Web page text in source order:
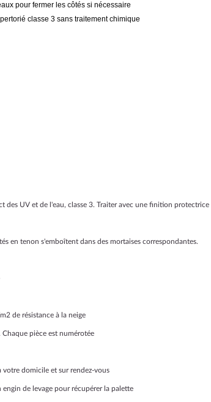
pour fermer les côtés si nécessaire
classe 3 sans traitement chimique
des UV et de l'eau, classe 3. Traiter avec une finition
en tenon s'emboîtent dans des mortaises correspondantes.
de résistance à la neige
pièce est numérotée
votre domicile et sur rendez-vous
de levage pour récupérer la palette